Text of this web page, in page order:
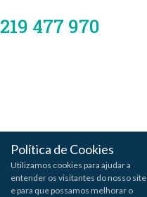
219 477 970
Política de Cookies
Utilizamos cookies para ajudar a
entender os visitantes do nosso site
e para que possamos melhorar o